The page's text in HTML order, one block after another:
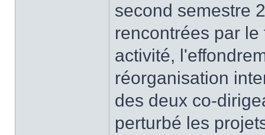
second semestre
rencontrées par
activité,
réorganisation
des deux co-
perturbé les